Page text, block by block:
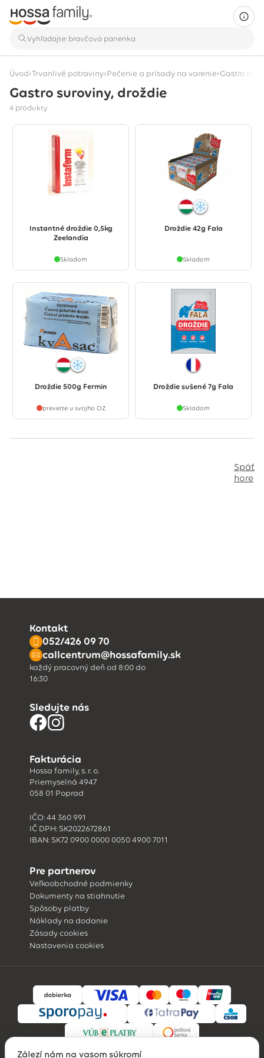
Úvod›Trvanlivé potraviny›Pečenie a prísady na varenie›Gastro
Gastro suroviny, droždie
4 produkty
Instantné droždie 0,5kg
Zeelandia
Skladom
Droždie 42g Fala
Skladom
Droždie 500g Fermin
preverte u svojho OZ
Droždie sušené 7g Fala
Skladom
Späť
hore
Kontakt
052/426 09 70
callcentrum@hossafamily.sk
každý pracovný deň od 8:00 do
16:30
Sledujte nás
Fakturácia
Hossa family, s. r. o.
Priemyselná 4947
058 01 Poprad
IČO: 44 360 991
IČ DPH: SK2022672861
IBAN: SK72 0900 0000 0050 4900 7011
Pre partnerov
Veľkoobchodné podmienky
Dokumenty na stiahnutie
Spôsoby platby
Náklady na dodanie
Zásady cookies
Nastavenia cookies
Záleží nám na vašom súkromí